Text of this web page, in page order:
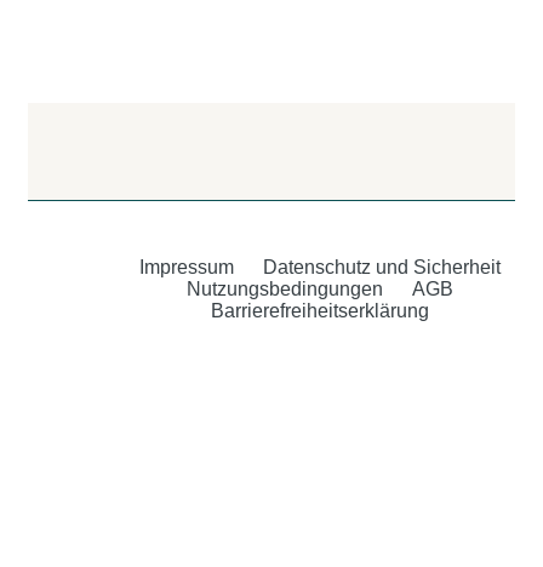
Impressum
Datenschutz und Sicherheit
Nutzungsbedingungen
AGB
Barrierefreiheitserklärung